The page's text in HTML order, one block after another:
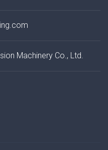
Machinery Co., Ltd.